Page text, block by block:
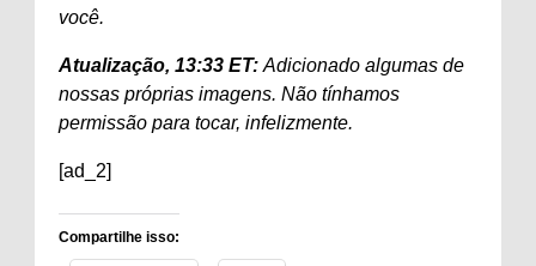
você.
Atualização, 13:33 ET: Adicionado algumas de
nossas próprias imagens. Não tínhamos
permissão para tocar, infelizmente.
[ad_2]
Compartilhe isso: